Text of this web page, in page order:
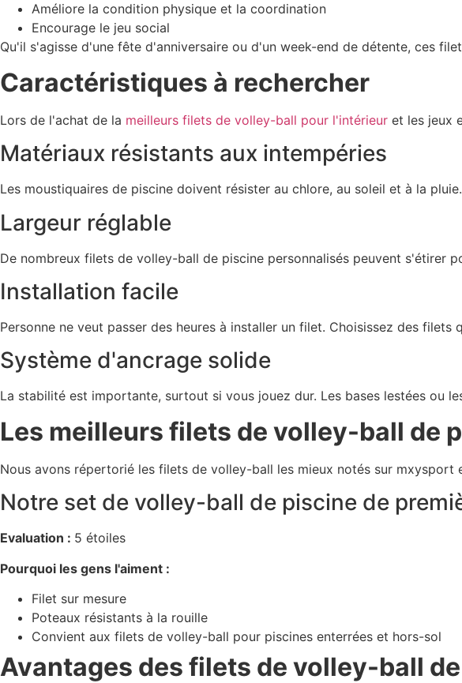
Améliore la condition physique et la coordination
Encourage le jeu social
Qu'il s'agisse d'une fête d'anniversaire ou d'un week-end de détente, ces
Caractéristiques à rechercher
Lors de l'achat de la meilleurs filets de volley-ball pour l'intérieur et les jeux
Matériaux résistants aux intempéries
Les moustiquaires de piscine doivent résister au chlore, au soleil et à la
Largeur réglable
De nombreux filets de volley-ball de piscine personnalisés peuvent s'étirer
Installation facile
Personne ne veut passer des heures à installer un filet. Choisissez des
Système d'ancrage solide
La stabilité est importante, surtout si vous jouez dur. Les bases lestées ou
Les meilleurs filets de volley-ball de
Nous avons répertorié les filets de volley-ball les mieux notés sur
Notre set de volley-ball de piscine de
Evaluation : 5 étoiles
Pourquoi les gens l'aiment :
Filet sur mesure
Poteaux résistants à la rouille
Convient aux filets de volley-ball pour piscines enterrées et hors-sol
Avantages des filets de volley-ball